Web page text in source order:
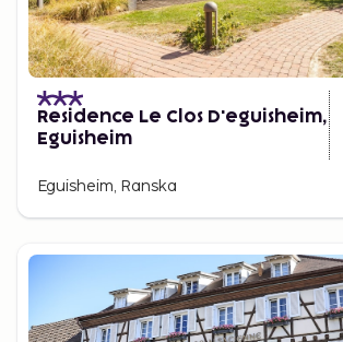
Residence Le Clos D'eguisheim,
Eguisheim
Eguisheim, Ranska